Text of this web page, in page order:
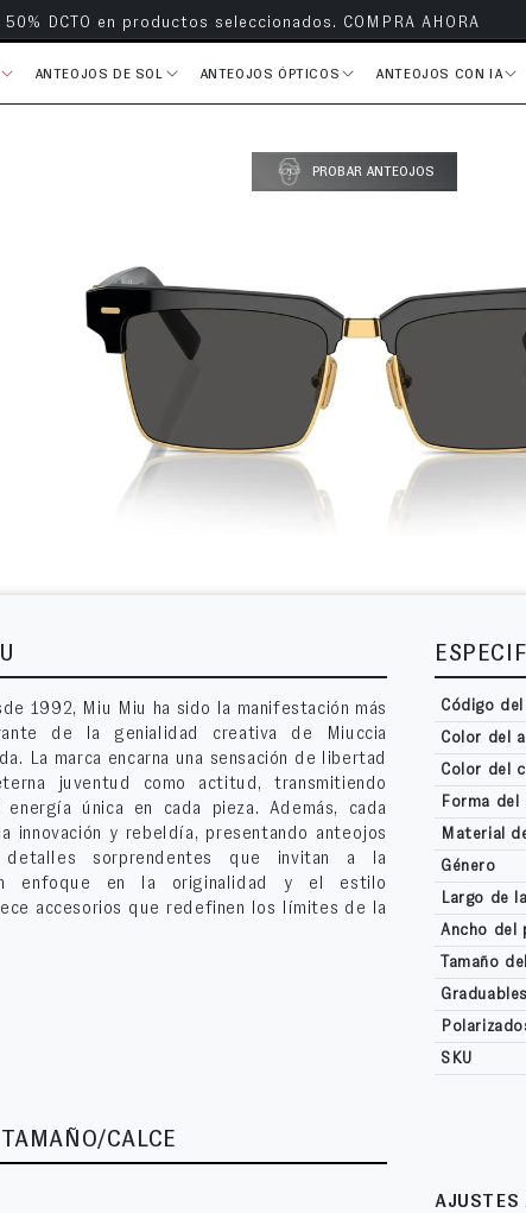
Envío gratis en todos tus pedidos
ANTEOJOS DE SOL ANTEOJOS ÓPTICOS ANTEOJOS CON IA
PROBAR ANTEOJOS
1992, Miu Miu ha sido la manifestación más
de la genialidad creativa de Miuccia
La marca encarna una sensación de libertad
juventud como actitud, transmitiendo
energía única en cada pieza. Además, cada
innovación y rebeldía, presentando anteojos
sorprendentes que invitan a la
enfoque en la originalidad y el estilo
accesorios que redefinen los límites de la
Código
Color del
Color del
Forma del
Material
Género
Largo de
Ancho del
Tamaño
Graduables
SKU
CALCE
AJUSTES